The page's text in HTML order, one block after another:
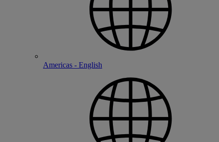
Americas - English